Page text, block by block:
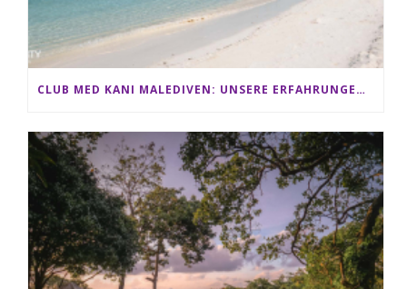
CLUB MED KANI MALEDIVEN: UNSERE ERFAHRUNGEN IM ALL-INCLUSIVE PARADIES